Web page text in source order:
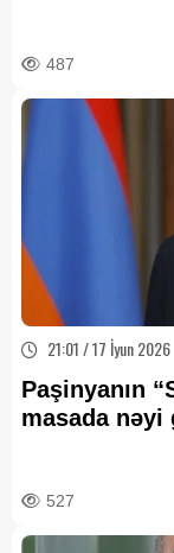
487
21:01 / 17 İyun 2026
Paşinyanın
masada nəyi
527